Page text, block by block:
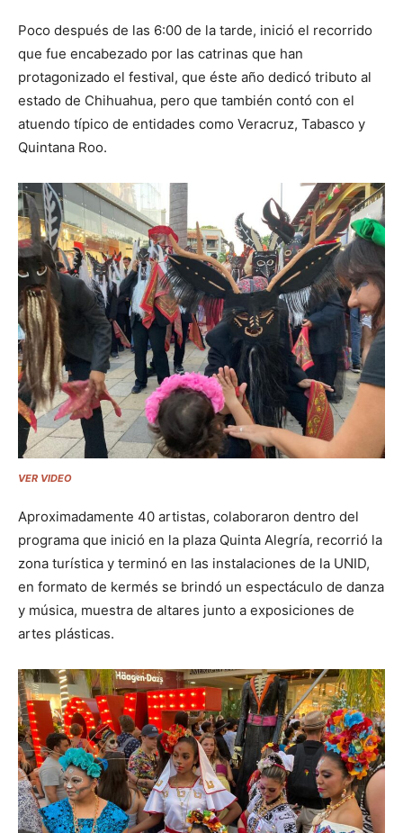
Poco después de las 6:00 de la tarde, inició el recorrido
que fue encabezado por las catrinas que han
protagonizado el festival, que éste año dedicó tributo al
estado de Chihuahua, pero que también contó con el
atuendo típico de entidades como Veracruz, Tabasco y
Quintana Roo.
VER VIDEO
Aproximadamente 40 artistas, colaboraron dentro del
programa que inició en la plaza Quinta Alegría, recorrió la
zona turística y terminó en las instalaciones de la UNID,
en formato de kermés se brindó un espectáculo de danza
y música, muestra de altares junto a exposiciones de
artes plásticas.